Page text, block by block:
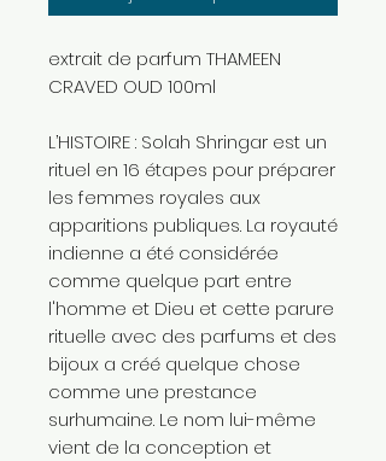
extrait de parfum THAMEEN
CRAVED OUD 100ml
L’HISTOIRE : Solah Shringar est un
rituel en 16 étapes pour préparer
les femmes royales aux
apparitions publiques. La royauté
indienne a été considérée
comme quelque part entre
l'homme et Dieu et cette parure
rituelle avec des parfums et des
bijoux a créé quelque chose
comme une prestance
surhumaine. Le nom lui-même
vient de la conception et